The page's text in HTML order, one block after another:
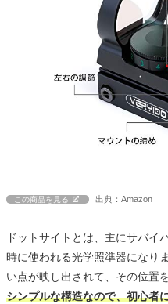
この商品を見る 出典：Amazon
ドットサイトとは、主にサバイ
時に使われる光学照準器になり
い点が映し出されて、その位置
シンプルな構造なので、初心者